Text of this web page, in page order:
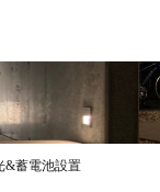
蓄電池設置